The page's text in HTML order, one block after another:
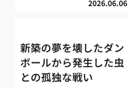
2026.06.06
新築の夢を壊したダン
ボールから発生した虫
との孤独な戦い